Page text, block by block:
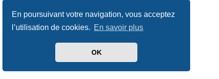
En poursuivant votre navigation, vous acceptez
l’utilisation de cookies. En savoir plus
OK